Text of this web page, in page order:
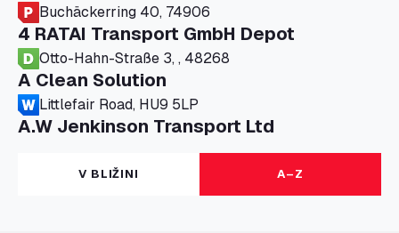
Buchäckerring 40, 74906
4 RATAI Transport GmbH Depot
Otto-Hahn-Straße 3, , 48268
A Clean Solution
Littlefair Road, HU9 5LP
A.W Jenkinson Transport Ltd
Progress House, ME11 5GA
A+G Nettetal - Depot Parking
Am Panneschopp 7, 41334
V BLIŽINI A–Z